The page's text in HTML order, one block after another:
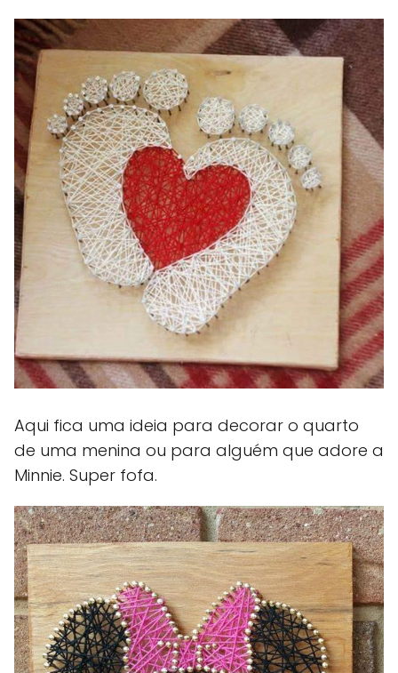
Aqui fica uma ideia para decorar o quarto
de uma menina ou para alguém que adore a
Minnie. Super fofa.